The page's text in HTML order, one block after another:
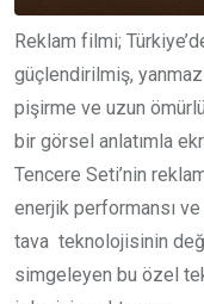
Reklam filmi;
güçlendirilmiş, yanmaz
pişirme ve uzun
bir görsel anlatımla
Tencere Seti’nin
enerjik performansı
tava teknolojisinin
simgeleyen bu özel